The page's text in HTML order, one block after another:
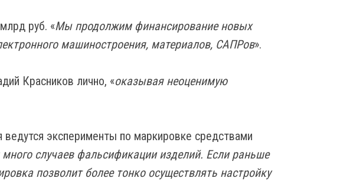
руб. «Мы продолжим финансирование новых
машиностроения, материалов, САПРов».
Красников лично, «оказывая неоценимую
эксперименты по маркировке средствами
случаев фальсификации изделий. Если раньше
позволит более тонко осуществлять настройку